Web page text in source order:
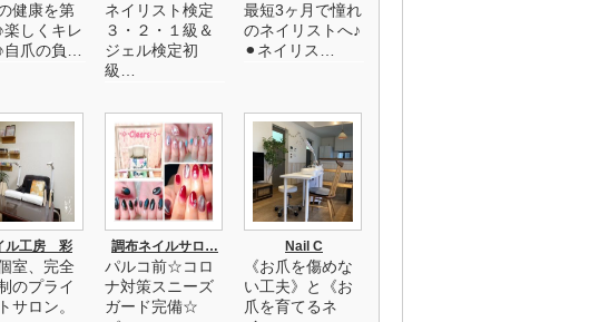
健康を第
楽しくキレ
自爪の負…
ネイリスト検定
３・２・１級＆
ジェル検定初
級…
最短3ヶ月で憧れ
のネイリストへ♪
⚫︎ネイリス…
ル工房 彩
室、完全
のプライ
サロン。
調布ネイルサロ…
パルコ前☆コロ
ナ対策スニーズ
ガード完備☆
Nail C
《お爪を傷めな
い工夫》と《お
爪を育てるネ